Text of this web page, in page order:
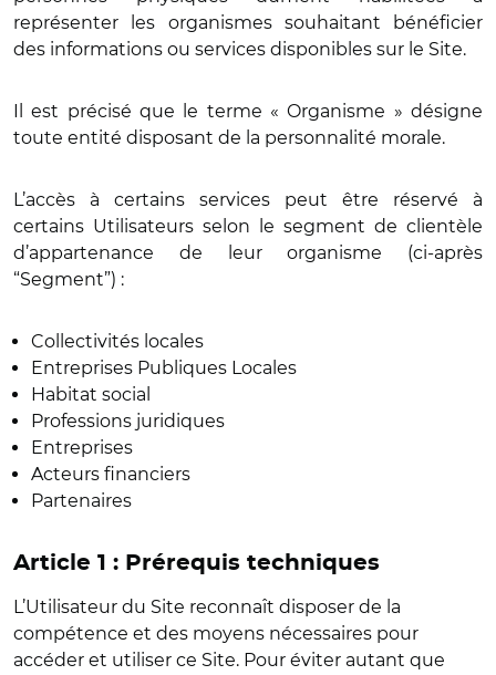
représenter les organismes souhaitant bénéficier
des informations ou services disponibles sur le Site.
Il est précisé que le terme « Organisme » désigne
toute entité disposant de la personnalité morale.
L’accès à certains services peut être réservé à
certains Utilisateurs selon le segment de clientèle
d’appartenance de leur organisme (ci-après
“Segment”) :
Collectivités locales
Entreprises Publiques Locales
Habitat social
Professions juridiques
Entreprises
Acteurs financiers
Partenaires
Article 1 : Prérequis techniques
L’Utilisateur du Site reconnaît disposer de la
compétence et des moyens nécessaires pour
accéder et utiliser ce Site. Pour éviter autant que